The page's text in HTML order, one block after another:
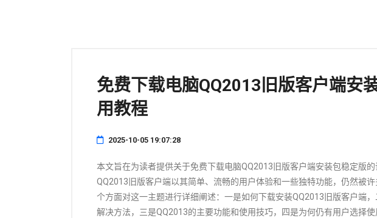
免费下载电脑QQ2013旧版客户端安
用教程
2025-10-05 19:07:28
本文旨在为读者提供关于免费下载电脑QQ2013旧版客户端安装包稳定版的
QQ2013旧版客户端以其简单、流畅的用户体验和一些独特功能，仍然被
个方面对这一主题进行详细阐述：一是如何下载安装QQ2013旧版客户端
解决方法，三是QQ2013的主要功能和使用技巧，四是为何仍有用户选择